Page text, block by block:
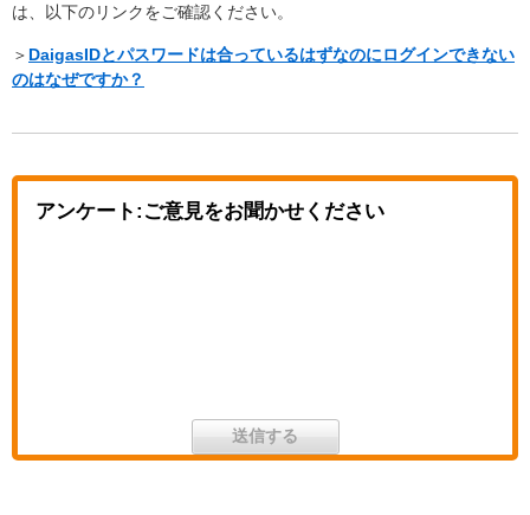
は、以下のリンクをご確認ください。
＞ DaigasIDとパスワードは合っているはずなのにログインできない
のはなぜですか？
アンケート:ご意見をお聞かせください